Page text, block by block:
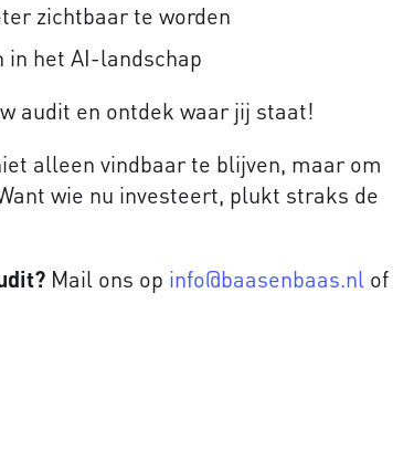
zichtbaar te worden
in het AI-landschap
audit en ontdek waar jij staat!
alleen vindbaar te blijven, maar om
wie nu investeert, plukt straks de
Mail ons op info@baasenbaas.nl of